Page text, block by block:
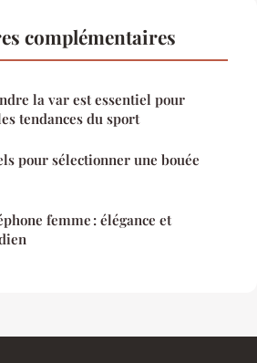
complémentaires
la var est essentiel pour
tendances du sport
pour sélectionner une bouée
femme : élégance et